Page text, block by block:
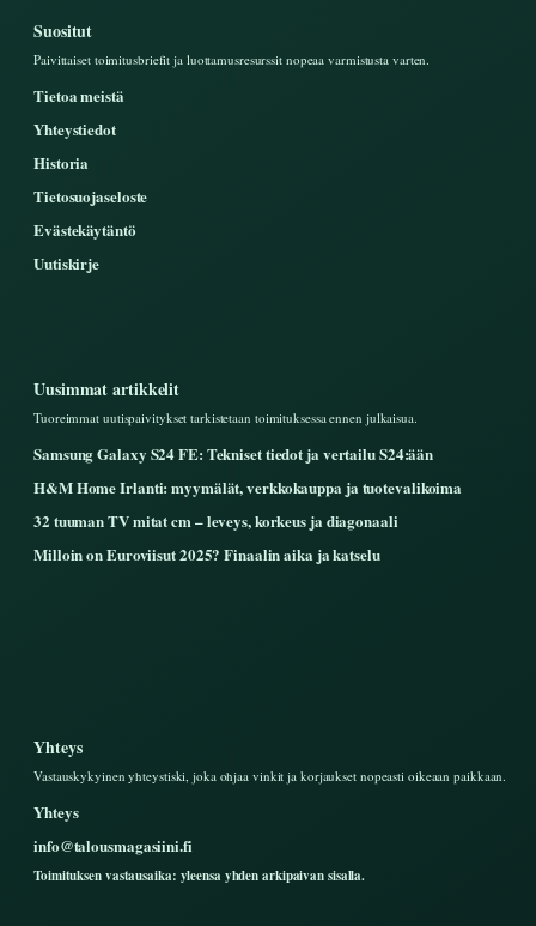
Suositut
Paivittaiset toimitusbriefit ja luottamusresurssit nopeaa varmistusta varten.
Tietoa meistä
Yhteystiedot
Historia
Tietosuojaseloste
Evästekäytäntö
Uutiskirje
Uusimmat artikkelit
Tuoreimmat uutispaivitykset tarkistetaan toimituksessa ennen julkaisua.
Samsung Galaxy S24 FE: Tekniset tiedot ja vertailu S24:ään
H&M Home Irlanti: myymälät, verkkokauppa ja tuotevalikoima
32 tuuman TV mitat cm – leveys, korkeus ja diagonaali
Milloin on Euroviisut 2025? Finaalin aika ja katselu
Yhteys
Vastauskykyinen yhteystiski, joka ohjaa vinkit ja korjaukset nopeasti oikeaan paikkaan.
Yhteys
info@talousmagasiini.fi
Toimituksen vastausaika: yleensa yhden arkipaivan sisalla.